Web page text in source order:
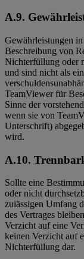
A.9.
Gewährleistungen
Beschreibung von
Nichterfüllung oder
und sind nicht als
TeamViewer für
Sinne der
wenn sie von
Unterschrift)
wird.
A.10.
Sollte eine
oder nicht
zulässigen Umfang
des Vertrages
Verzicht auf eine
keinen Verzicht auf
Nichterfüllung dar.